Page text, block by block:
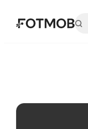
ข้ามไปยังเนื้อหาหลัก